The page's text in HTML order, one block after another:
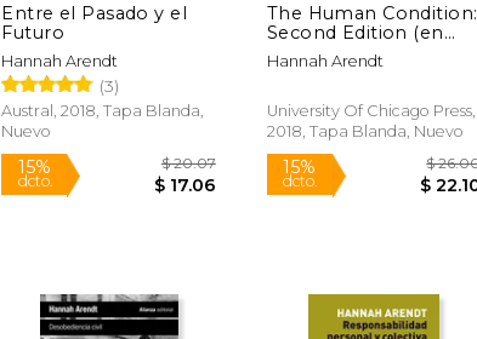
Entre el Pasado y el
Futuro
Hannah Arendt
(3)
Austral, 2018, Tapa Blanda,
Nuevo
The Human Condition:
Second Edition (en
Inglés)
Hannah Arendt
University Of Chicago Press,
2018, Tapa Blanda, Nuevo
Rápido